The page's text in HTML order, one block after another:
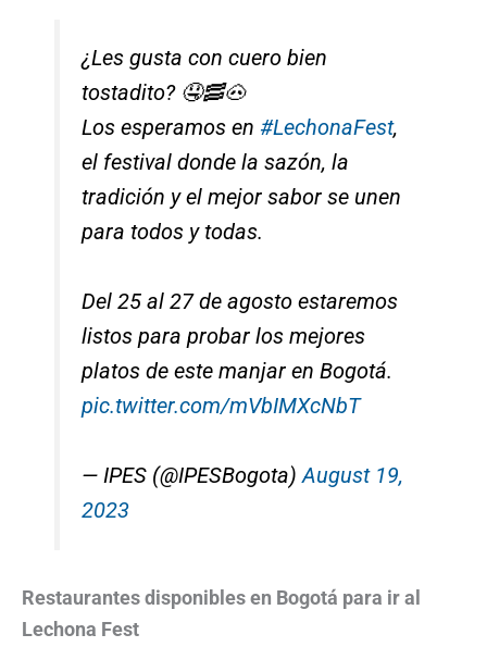
¿Les gusta con cuero bien
tostadito? 🤤🥓🐽
Los esperamos en #LechonaFest,
el festival donde la sazón, la
tradición y el mejor sabor se unen
para todos y todas.
Del 25 al 27 de agosto estaremos
listos para probar los mejores
platos de este manjar en Bogotá.
pic.twitter.com/mVbIMXcNbT
— IPES (@IPESBogota)August 19,
2023
Restaurantes disponibles en Bogotá para ir al
Lechona Fest